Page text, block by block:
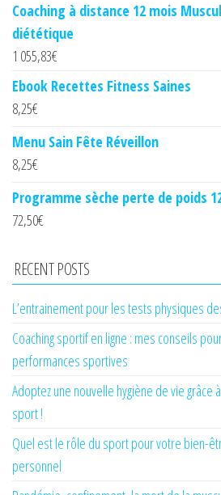
Coaching à distance 12 mois
diététique
1 055,83€
Ebook Recettes Fitness Saines
8,25€
Menu Sain Fête Réveillon
8,25€
Programme sèche perte de poids
72,50€
RECENT POSTS
L’entrainement pour les tests physiques
Coaching sportif en ligne : mes conseils
performances sportives
Adoptez une nouvelle hygiène de vie grâce
sport !
Quel est le rôle du sport pour votre bien-
personnel